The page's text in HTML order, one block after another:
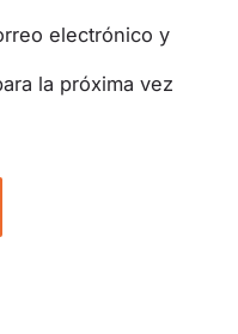
electrónico y
la próxima vez